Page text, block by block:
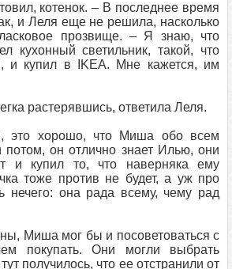
котенок. – В последнее время
и Леля еще не решила, насколько
прозвище. – Я знаю, что
кухонный светильник, такой, что
и купил в IKEA. Мне кажется, им
растерявшись, ответила Леля.
это хорошо, что Миша обо всем
потом, он отлично знает Илью, они
и купил то, что наверняка ему
тоже против не будет, а уж про
нечего: она рада всему, чему рад
Миша мог бы и посоветоваться с
покупать. Они могли выбрать
получилось, что ее отстранили от